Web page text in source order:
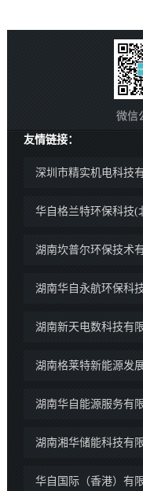
微信
友情链接：
深圳市精实机电科技
华自格兰特环保科技(
湖南坎普尔环保技术
湖南华自永航环保科
湖南新天电数科技有
湖南格莱特新能源发
湖南华自能源服务有
湖南湘华储能科技有
华自国际（香港）有